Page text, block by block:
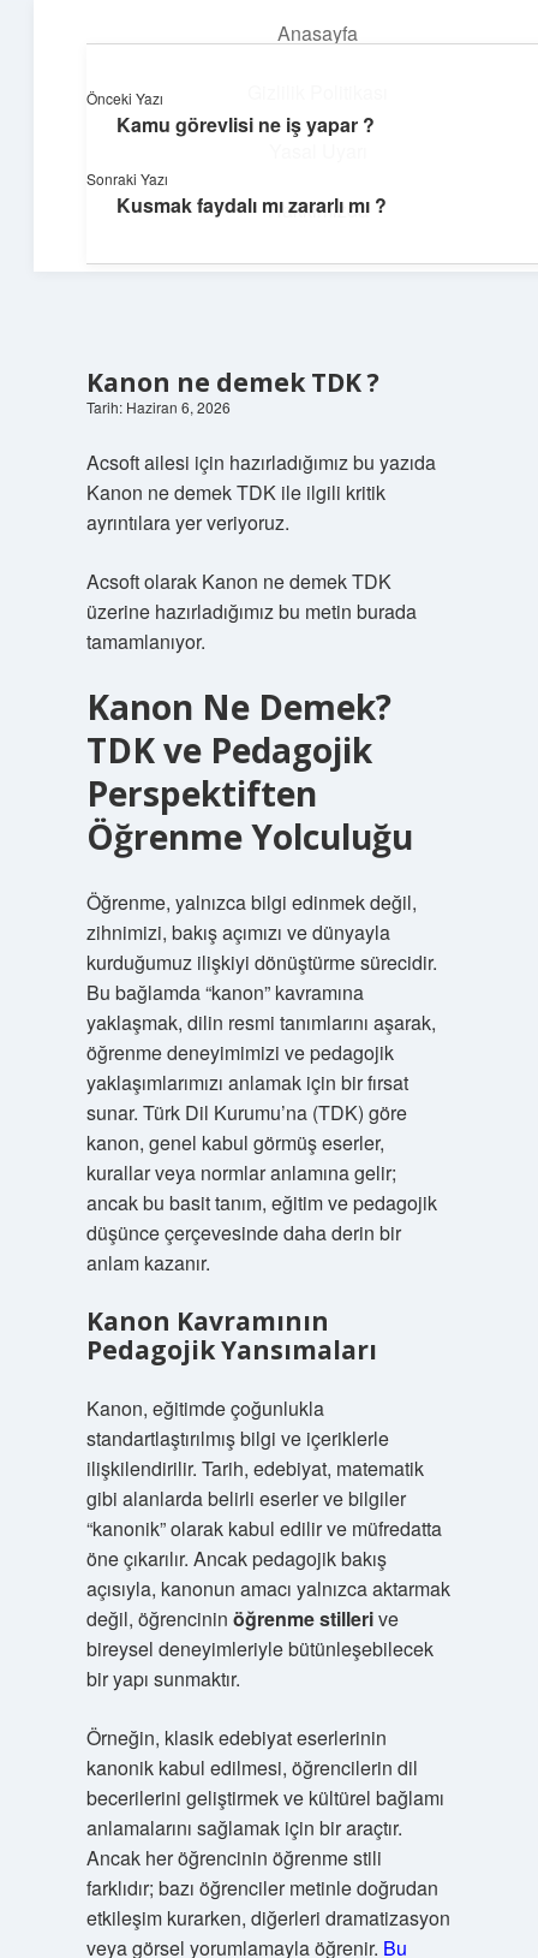
Anasayfa
Hakkımızda
Yumuşak Teknoloji Rehberi
Dijital dünyada huzurlu bir yolculuk!
Kanon ne demek TDK ?
Tarih: Haziran 6, 2026
Acsoft ailesi için hazırladığımız bu yazıda
Kanon ne demek TDK ile ilgili kritik
ayrıntılara yer veriyoruz.
Acsoft olarak Kanon ne demek TDK
üzerine hazırladığımız bu metin burada
tamamlanıyor.
Kanon Ne Demek?
TDK ve Pedagojik
Perspektiften
Öğrenme Yolculuğu
Öğrenme, yalnızca bilgi edinmek değil,
zihnimizi, bakış açımızı ve dünyayla
kurduğumuz ilişkiyi dönüştürme sürecidir.
Bu bağlamda “kanon” kavramına
yaklaşmak, dilin resmi tanımlarını aşarak,
öğrenme deneyimimizi ve pedagojik
yaklaşımlarımızı anlamak için bir fırsat
sunar. Türk Dil Kurumu’na (TDK) göre
kanon, genel kabul görmüş eserler,
kurallar veya normlar anlamına gelir;
ancak bu basit tanım, eğitim ve pedagojik
düşünce çerçevesinde daha derin bir
anlam kazanır.
Kanon Kavramının
Pedagojik Yansımaları
Kanon, eğitimde çoğunlukla
standartlaştırılmış bilgi ve içeriklerle
ilişkilendirilir. Tarih, edebiyat, matematik
gibi alanlarda belirli eserler ve bilgiler
“kanonik” olarak kabul edilir ve müfredatta
öne çıkarılır. Ancak pedagojik bakış
açısıyla, kanonun amacı yalnızca aktarmak
değil, öğrencinin öğrenme stillerive
bireysel deneyimleriyle bütünleşebilecek
bir yapı sunmaktır.
Örneğin, klasik edebiyat eserlerinin
kanonik kabul edilmesi, öğrencilerin dil
becerilerini geliştirmek ve kültürel bağlamı
anlamalarını sağlamak için bir araçtır.
Ancak her öğrencinin öğrenme stili
farklıdır; bazı öğrenciler metinle doğrudan
etkileşim kurarken, diğerleri dramatizasyon
veya görsel yorumlamayla öğrenir. Bu
Önceki Yazı
Kamu görevlisi ne iş yapar ?
Sonraki Yazı
Kusmak faydalı mı zararlı mı ?